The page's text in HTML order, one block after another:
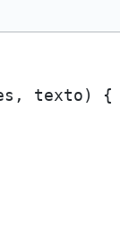
texto) {